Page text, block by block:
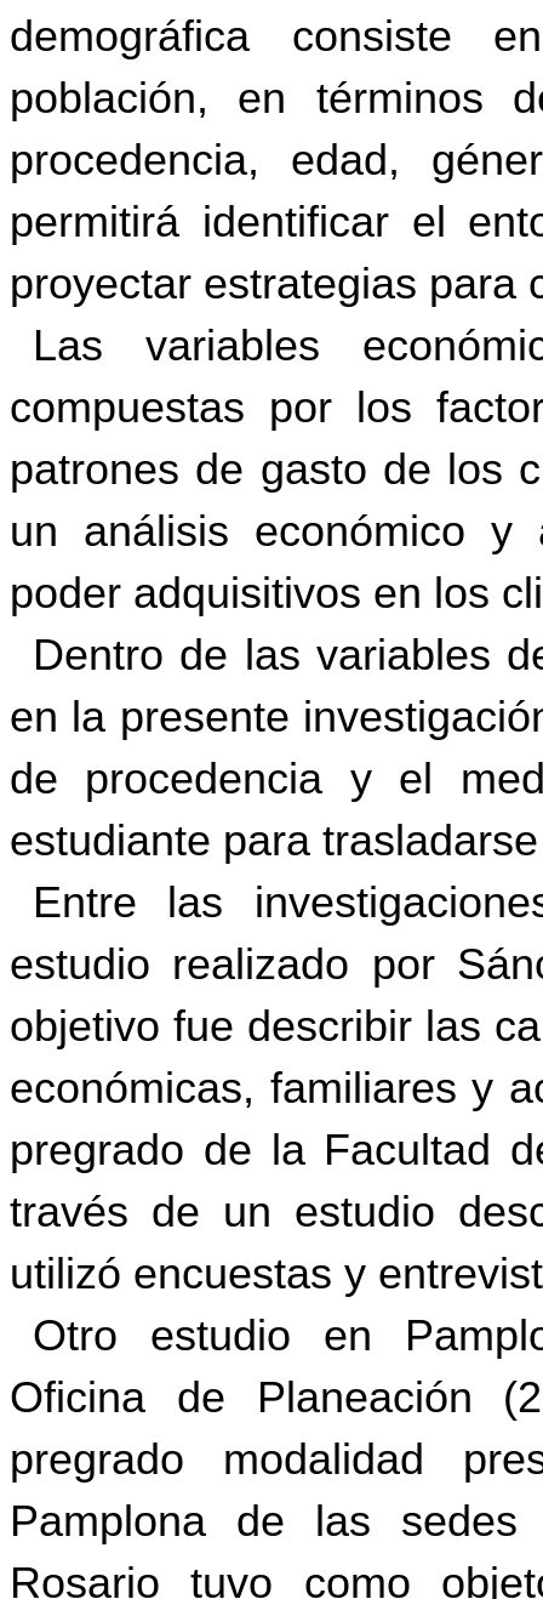
demográfica consiste
población, en términos
procedencia, edad,
permitirá identificar el
proyectar estrategias para
Las variables
compuestas por los
patrones de gasto de los
un análisis económico
poder adquisitivos en los
Dentro de las variables
en la presente
de procedencia y el
estudiante para
Entre las
estudio realizado por
objetivo fue describir las
económicas, familiares y
pregrado de la Facultad
través de un estudio
utilizó encuestas y
Otro estudio en
Oficina de Planeación
pregrado modalidad
Pamplona de las
Rosario tuvo como